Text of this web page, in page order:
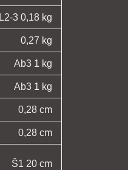
L2-3 0,18 kg
0,27 kg
Ab3 1 kg
Ab3 1 kg
0,28 cm
0,28 cm
Š1 20 cm